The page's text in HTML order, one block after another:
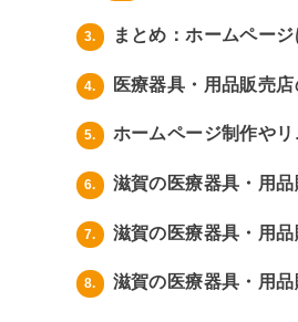
3. まとめ：ホームペー
4. 医療器具・用品販売
5. ホームページ制作や
6. 滋賀の医療器具・用
7. 滋賀の医療器具・用
8. 滋賀の医療器具・用